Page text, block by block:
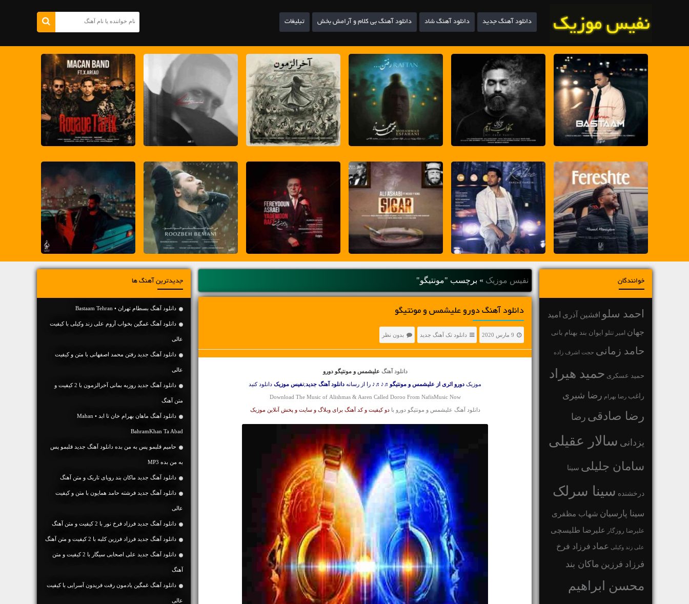
دانلود آهنگ جدید دانلود آهنگ شاد دانلود آهنگ بی کلام و آرامش بخش تبلیغات
خوانندگان
احمد سلو افشین آذری امید
جهان امیر تتلو ایوان بند بهنام بانی
حامد زمانی حجت اشرف زاده
حمید عسکری حمید هیراد
راغب رضا بهرام رضا شیری
رضا صادقی رضا
یزدانی سالار عقیلی
سامان جلیلی سینا
درخشنده سینا سرلک
سینا پارسیان شهاب مظفری
علیرضا روزگار علیرضا طلیسچی
علی زند وکیلی عماد فرزاد فرخ
فرزاد فرزین ماکان بند
محسن ابراهیم
نفیس موزیک » برچسب "مونتیگو"
دانلود آهنگ دورو علیشمس و مونتیگو
9 مارس 2020 دانلود تک آهنگ جدید بدون نظر
دانلود آهنگ علیشمس و مونتیگو دورو
موزیک دورو اثری از علیشمس و مونتیگو ♬♪♬♪ را از رسانه دانلود آهنگ جدید;نفیس موزیک دانلود کنید
Download The Music of Alishmas & Aaren Called Doroo From NafisMusic Now
دانلود آهنگ علیشمس و مونتیگو دورو بادو کیفیت و کد آهنگ برای وبلاگ و سایت و پخش آنلاین موزیک
جدیدترین آهنگ ها
دانلود آهنگ بسطام تهران • Bastaam Tehran
دانلود آهنگ غمگین بخواب آروم علی زند وکیلی با کیفیت
عالی
دانلود آهنگ جديد رفتن محمد اصفهانی با متن و کیفیت
عالی
دانلود آهنگ جديد روزبه بمانی آخرالزمون با 2 کیفیت و
متن آهنگ
دانلود آهنگ ماهان بهرام خان تا ابد • Mahan
BahramKhan Ta Abad
حامیم قلبمو پس به من بده دانلود آهنگ جدید قلبمو پس
به من بده MP3
دانلود آهنگ جديد ماکان بند رویای تاریک و متن آهنگ
دانلود آهنگ جديد فرشته حامد همایون با متن و کیفیت
عالی
دانلود آهنگ جديد فرزاد فرخ نور با 2 کیفیت و متن آهنگ
دانلود آهنگ جديد فرزاد فرزین کلبه با 2 کیفیت و متن آهنگ
دانلود آهنگ جديد علی اصحابی سیگار با 2 کیفیت و متن
آهنگ
دانلود آهنگ غمگین یادمون رفت فریدون آسرایی با کیفیت
عالی